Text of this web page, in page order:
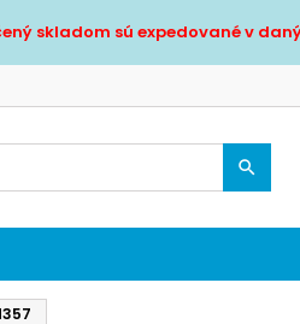
skladom sú expedované v

Zrušiť Prihlásiť